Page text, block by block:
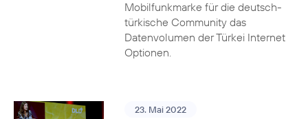
Mobilfunkmarke für die deutsch-
türkische Community das
Datenvolumen der Türkei Internet
Optionen.
23. Mai 2022